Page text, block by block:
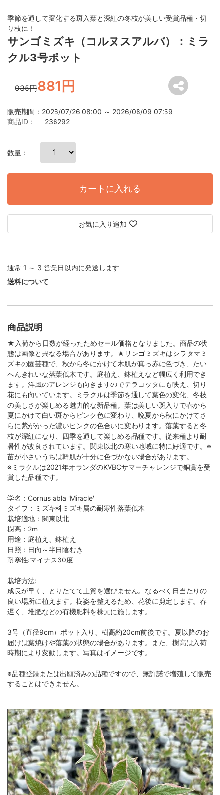
季節を通して変化する斑入葉と深紅の冬枝が美しい受賞品種・切
り枝に！
サンゴミズキ（コルヌスアルバ）：ミラ
クル3号ポット
935円881円
販売期間：2026/07/26 08:00 ～ 2026/08/09 07:59
商品ID：
236292
数量：
カートに入れる
お気に入り追加
通常 1 ～ 3 営業日以内に発送します
送料について
商品説明
★入荷から日数が経ったためセール価格となりました。商品の状
態は画像と異なる場合があります。★サンゴミズキはシラタマミ
ズキの園芸種で、秋から冬にかけて木肌が真っ赤に色づき、たい
へんきれいな落葉低木です。庭植え、鉢植えなど幅広く利用でき
ます。洋風のアレンジも向きますのでテラコッタにも映え、切り
花にも向いています。ミラクルは季節を通して葉色の変化、冬枝
の美しさが楽しめる魅力的な新品種。葉は美しい斑入りで春から
夏にかけて白い斑からピンク色に変わり、晩夏から秋にかけてさ
らに紫がかった濃いピンクの色合いに変わります。落葉すると冬
枝が深紅になり、四季を通して楽しめる品種です。従来種より耐
暑性が改良されています。関東以北の寒い地域に特に好適です。※
苗が小さいうちは幹肌が十分に色づかない場合があります。
※ミラクルは2021年オランダのKVBCサマーチャレンジで銅賞を受
賞した品種です。
学名：Cornus abla 'Miracle'
タイプ：ミズキ科ミズキ属の耐寒性落葉低木
栽培適地：関東以北
樹高：2m
用途：庭植え、鉢植え
日照：日向～半日陰むき
耐寒性:マイナス30度
栽培方法:
成長が早く、とりたてて土質を選びません。なるべく日当たりの
良い場所に植えます。樹姿を整えるため、花後に剪定します。春
遅く、堆肥などの有機肥料を株元に施します。
3号（直径9cm）ポット入り、樹高約20cm前後です。夏以降のお
届けは葉焼けや落葉の状態の場合があります。また、樹高は入荷
時期により変動します。写真はイメージです。
※品種登録または出願済みの品種ですので、無許諾で増殖して販売
することはできません。